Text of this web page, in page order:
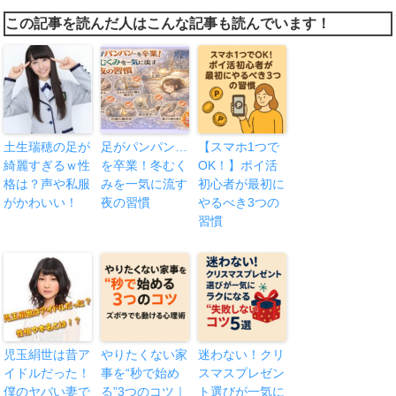
この記事を読んだ人はこんな記事も読んでいます！
土生瑞穂の足が
綺麗すぎるｗ性
格は？声や私服
がかわいい！
足がパンパン…
を卒業！冬むく
みを一気に流す
夜の習慣
【スマホ1つで
OK！】ポイ活
初心者が最初に
やるべき3つの
習慣
児玉絹世は昔ア
イドルだった！
僕のヤバい妻で
やりたくない家
事を“秒で始め
る”3つのコツ｜
迷わない！クリ
スマスプレゼン
ト選びが一気に